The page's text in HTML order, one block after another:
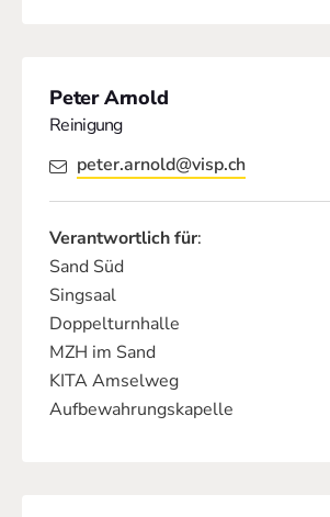
Peter Arnold
Reinigung
peter.arnold@visp.ch
Verantwortlich für:
Sand Süd
Singsaal
Doppelturnhalle
MZH im Sand
KITA Amselweg
Aufbewahrungskapelle